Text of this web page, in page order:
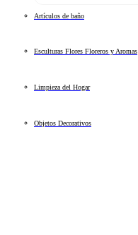
Artículos de baño
Esculturas Flores Floreros y Aromas
Limpieza del Hogar
Objetos Decorativos